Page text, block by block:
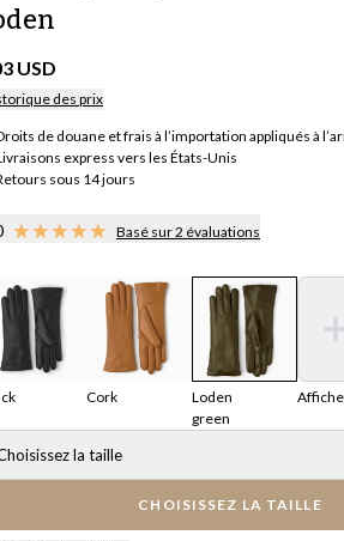
USD
des prix
de douane et frais à l’importation appliqués à
express vers les États-Unis
sous 14 jours
Basé sur 2 évaluations
Cork
Loden
green
la taille
CHOISISSEZ LA TAILLE